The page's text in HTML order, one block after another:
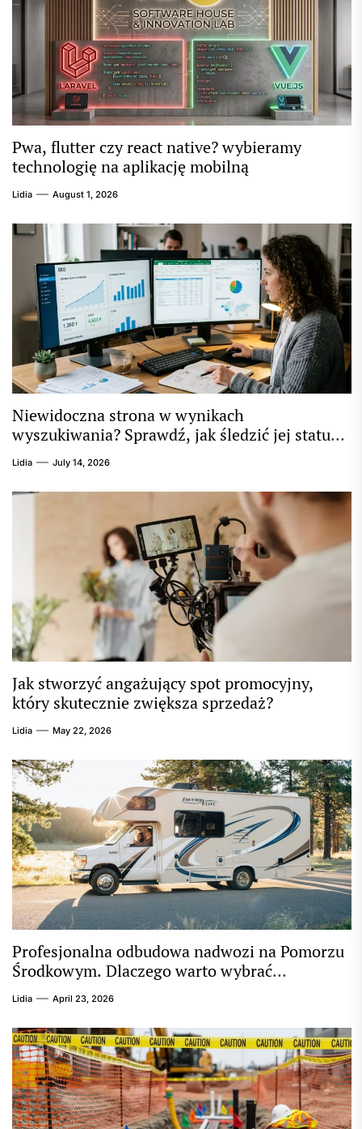
Pwa, flutter czy react native? wybieramy
technologię na aplikację mobilną
Lidia August 1, 2026
Niewidoczna strona w wynikach
wyszukiwania? Sprawdź, jak śledzić jej status
krok po kroku
Lidia July 14, 2026
Jak stworzyć angażujący spot promocyjny,
który skutecznie zwiększa sprzedaż?
Lidia May 22, 2026
Profesjonalna odbudowa nadwozi na Pomorzu
Środkowym. Dlaczego warto wybrać
sprawdzony warsztat?
Lidia April 23, 2026